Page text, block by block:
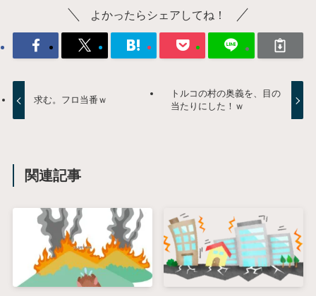
よかったらシェアしてね！
求む。フロ当番ｗ
トルコの村の奥義を、目の
当たりにした！ｗ
関連記事